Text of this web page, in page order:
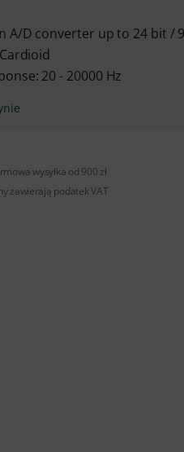
A/D converter up to 24 bit /
20 - 20000 Hz
wysyłka od 900 zł
zawierają podatek VAT